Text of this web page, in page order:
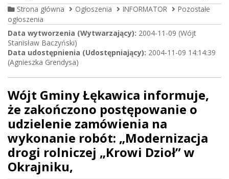
Strona główna Ogłoszenia INFORMATOR
Pozostałe
ogłoszenia
Data wytworzenia (Wytwarzający): 2004-11-09 (Wójt
Stanisław Baczyński)
Data udostępnienia (Udostępniający): 2004-11-09 14:14:39
(Agnieszka Grendysa)
Wójt Gminy Łękawica informuje,
że zakończono postępowanie o
udzielenie zamówienia na
wykonanie robót: „Modernizacja
drogi rolniczej „Krowi Dzioł” w
Okrajniku,